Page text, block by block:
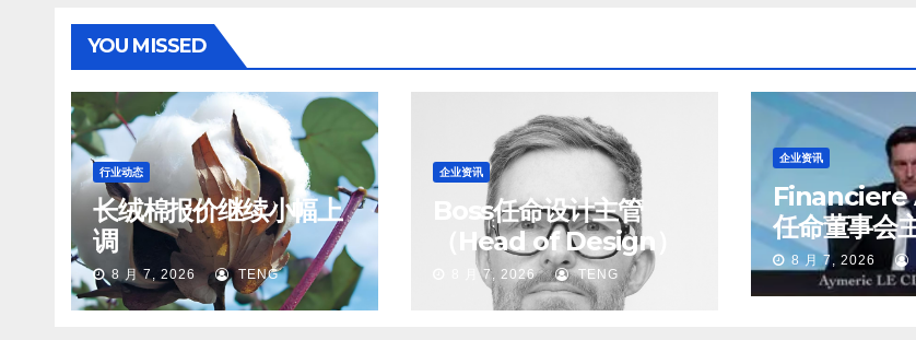
YOU MISSED
行业动态
长绒棉报价继续小幅上
调
8 月 7, 2026 TENG
企业资讯
Boss任命设计主管
（Head of Design）
8 月 7, 2026 TENG
企业资讯
Financiere
任命董事会
执行官
8 月 7, 2026